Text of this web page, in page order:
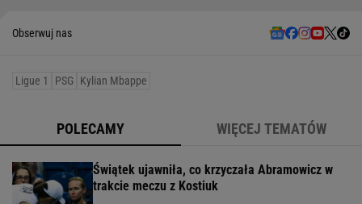
Obserwuj nas
Ligue 1 PSG Kylian Mbappe
POLECAMY WIĘCEJ TEMATÓW
Świątek ujawniła, co krzyczała Abramowicz w
trakcie meczu z Kostiuk